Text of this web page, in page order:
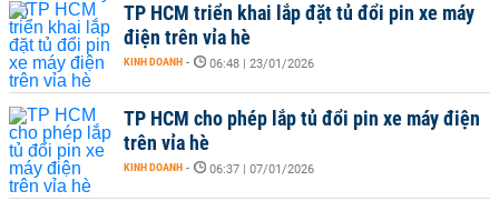
TP HCM triển khai lắp đặt tủ đổi pin xe máy
điện trên vỉa hè
KINH DOANH - 06:48 | 23/01/2026
TP HCM cho phép lắp tủ đổi pin xe máy điện
trên vỉa hè
KINH DOANH - 06:37 | 07/01/2026